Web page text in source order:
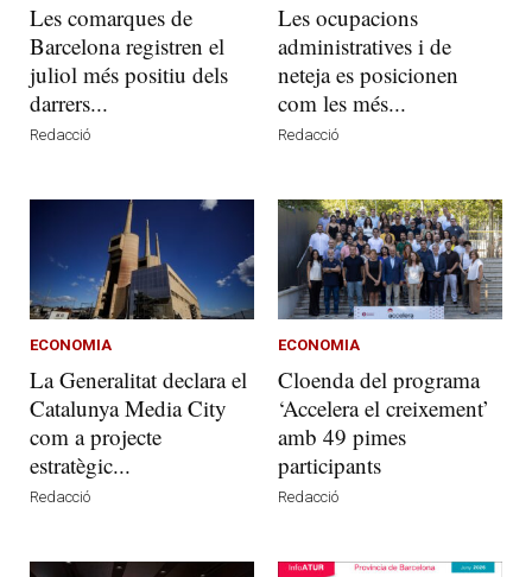
Les comarques de
Barcelona registren el
juliol més positiu dels
darrers...
Redacció
Les ocupacions
administratives i de
neteja es posicionen
com les més...
Redacció
ECONOMIA
La Generalitat declara el
Catalunya Media City
com a projecte
estratègic...
Redacció
ECONOMIA
Cloenda del programa
‘Accelera el creixement’
amb 49 pimes
participants
Redacció